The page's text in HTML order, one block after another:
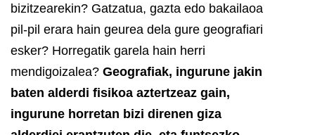
bizitzearekin? Gatzatua, gazta edo bakailaoa
pil-pil erara hain geurea dela gure geografiari
esker? Horregatik garela hain herri
mendigoizalea? Geografiak, ingurune jakin
baten alderdi fisikoa aztertzeaz gain,
ingurune horretan bizi direnen giza